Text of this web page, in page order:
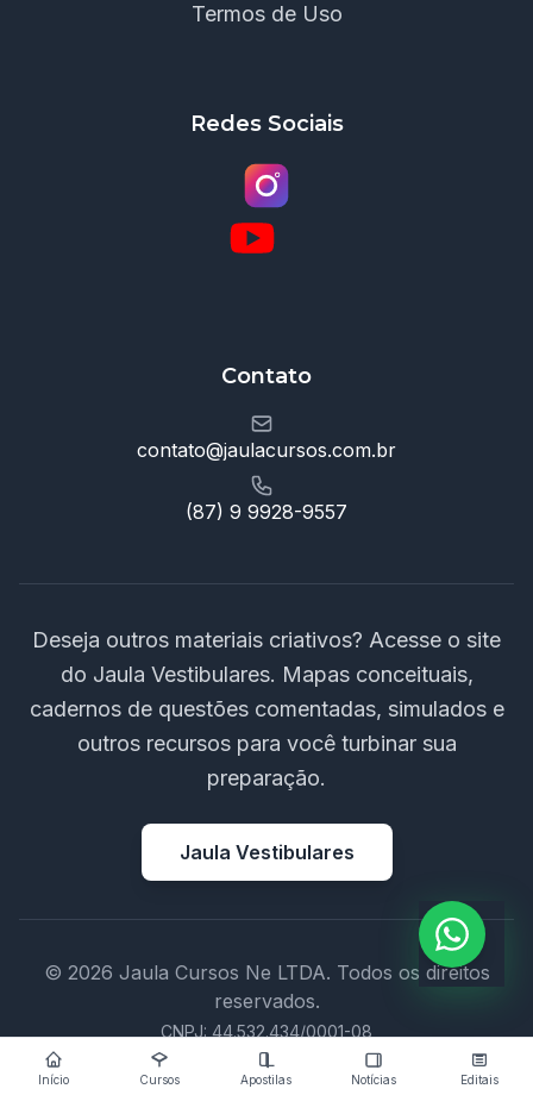
Início Cursos Apostilas Notícias Editais
Termos de Uso
Redes Sociais
Contato
contato@jaulacursos.com.br
(87) 9 9928-9557
Deseja outros materiais criativos? Acesse o site
do Jaula Vestibulares. Mapas conceituais,
cadernos de questões comentadas, simulados e
outros recursos para você turbinar sua
preparação.
Jaula Vestibulares
© 2026 Jaula Cursos Ne LTDA. Todos os direitos
reservados.
CNPJ: 44.532.434/0001-08